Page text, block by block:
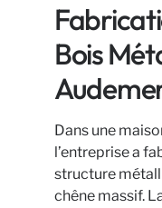
Bois
Dans une
l’entreprise a
structure
chêne massif.